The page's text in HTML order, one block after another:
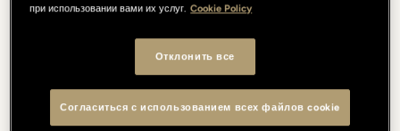
при использовании вами их услуг. Cookie Policy
Отклонить все
Согласиться с использованием всех файлов cookie